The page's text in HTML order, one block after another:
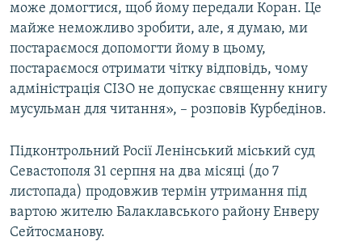
може домогтися, щоб йому передали Коран. Це
майже неможливо зробити, але, я думаю, ми
постараємося допомогти йому в цьому,
постараємося отримати чітку відповідь, чому
адміністрація СІЗО не допускає священну книгу
мусульман для читання», – розповів Курбедінов.
Підконтрольний Росії Ленінський міський суд
Севастополя 31 серпня на два місяці (до 7
листопада) продовжив термін утримання під
вартою жителю Балаклавського району Енверу
Сейтосманову.